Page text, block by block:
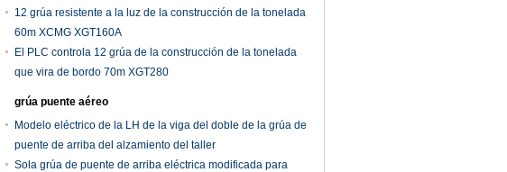
12 grúa resistente a la luz de la construcción de la tonelada
60m XCMG XGT160A
El PLC controla 12 grúa de la construcción de la tonelada
que vira de bordo 70m XGT280
grúa puente aéreo
Modelo eléctrico de la LH de la viga del doble de la grúa de
puente de arriba del alzamiento del taller
Sola grúa de puente de arriba eléctrica modificada para